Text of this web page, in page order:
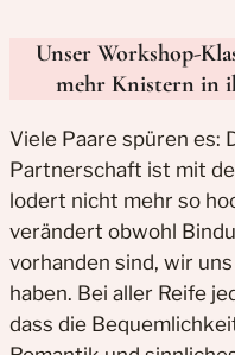
Unser Workshop-
mehr Knistern in
Viele Paare spüren es:
Partnerschaft ist mit
lodert nicht mehr so
verändert obwohl
vorhanden sind, wir
haben. Bei aller Reife
dass die